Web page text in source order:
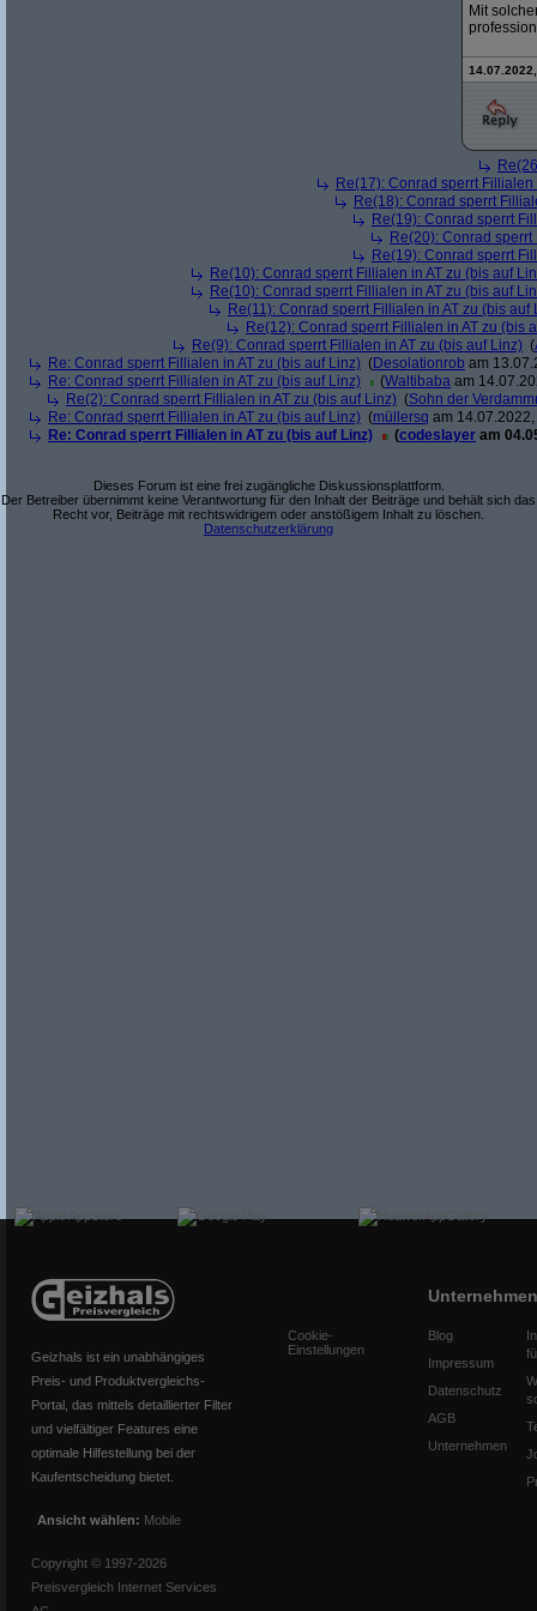
Mit
Re(17): Conrad sperrt
Re(18): Conrad sperrt
Re(19): Conrad sperrt
Re(20): Conrad
Re(19): Conrad sperrt
Re(10): Conrad sperrt Fillialen in AT zu (bis auf
Re(10): Conrad sperrt Fillialen in AT zu (bis auf
Re(11): Conrad sperrt Fillialen in AT zu (bis auf
Re(12): Conrad sperrt Fillialen in AT zu (bis
Re(9): Conrad sperrt Fillialen in AT zu (bis auf Linz) (
Re: Conrad sperrt Fillialen in AT zu (bis auf Linz) (Desolationrob am
Re: Conrad sperrt Fillialen in AT zu (bis auf Linz)
(Waltibaba am
Re(2): Conrad sperrt Fillialen in AT zu (bis auf Linz) (Sohn der
Re: Conrad sperrt Fillialen in AT zu (bis auf Linz) (müllersq am
Re: Conrad sperrt Fillialen in AT zu (bis auf Linz)
(codeslayer am
Dieses Forum ist eine frei zugängliche Diskussionsplattform.
Der Betreiber übernimmt keine Verantwortung für den Inhalt der Beiträge und behält sich das
Recht vor, Beiträge mit rechtswidrigem oder anstößigem Inhalt zu löschen.
Datenschutzerklärung
Geizhals ist ein unabhängiges
Preis- und Produktvergleichs-
Portal, das mittels detaillierter Filter
und vielfältiger Features eine
optimale Hilfestellung bei der
Kaufentscheidung bietet.
Ansicht wählen: Mobile
Copyright © 1997-2026
Preisvergleich Internet Services
Cookie-
Einstellungen
Unternehmen
Blog
Impressum
Datenschutz
AGB
Unternehmen